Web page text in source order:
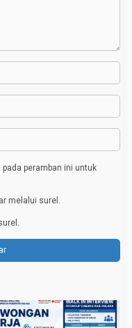
peramban ini untuk
melalui surel.